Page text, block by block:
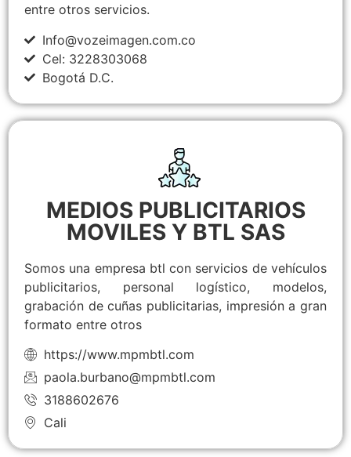
entre otros servicios.
Info@vozeimagen.com.co
Cel: 3228303068
Bogotá D.C.
MEDIOS PUBLICITARIOS
MOVILES Y BTL SAS
Somos una empresa btl con servicios de vehículos
publicitarios, personal logístico, modelos,
grabación de cuñas publicitarias, impresión a gran
formato entre otros
https://www.mpmbtl.com
paola.burbano@mpmbtl.com
3188602676
Cali